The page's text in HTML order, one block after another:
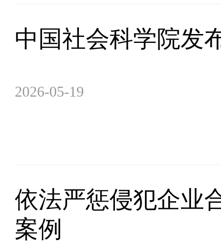
中国社会科学院发
2026-05-19
依法严惩侵犯企业
案例